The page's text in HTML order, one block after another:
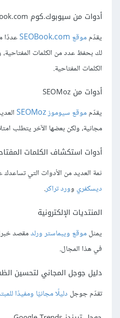
أدوات من سيوبوك.كوم SEOBook.com
يقدّمموقع SEOBook.com
لك بحفظ عدد من الكلمات
الكلمات المفتاحية.
أدوات من SEOMoz
يقدّمموقع سيوموز SEOMoz
مجانية، ولكن بعضها الآخر يتطلب
أدوات استكشاف الكلمات
ثمة العديد من الأدوات التي
ديسكفري وورد تراكر.
المنتديات الإلكترونية
يمثلموقع ويبماستر ورلدمقصد
في هذا المجال.
دليل جوجل المجاني لتحسين
تقدّم جوجل دليلًا مجانيًا ومفيدًا